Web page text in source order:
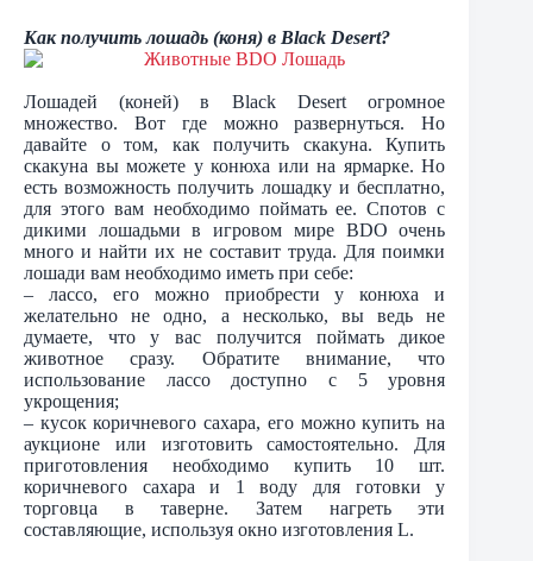
Как получить лошадь (коня) в Black Desert?
Лошадей (коней) в Black Desert огромное
множество. Вот где можно развернуться. Но
давайте о том, как получить скакуна. Купить
скакуна вы можете у конюха или на ярмарке. Но
есть возможность получить лошадку и бесплатно,
для этого вам необходимо поймать ее. Спотов с
дикими лошадьми в игровом мире BDO очень
много и найти их не составит труда. Для поимки
лошади вам необходимо иметь при себе:
– лассо, его можно приобрести у конюха и
желательно не одно, а несколько, вы ведь не
думаете, что у вас получится поймать дикое
животное сразу. Обратите внимание, что
использование лассо доступно с 5 уровня
укрощения;
– кусок коричневого сахара, его можно купить на
аукционе или изготовить самостоятельно. Для
приготовления необходимо купить 10 шт.
коричневого сахара и 1 воду для готовки у
торговца в таверне. Затем нагреть эти
составляющие, используя окно изготовления L.